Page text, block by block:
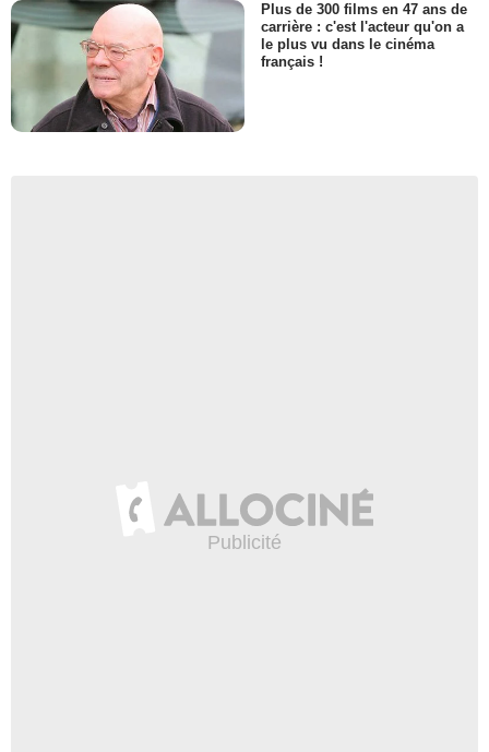
Plus de 300 films en 47 ans de
carrière : c'est l'acteur qu'on a
le plus vu dans le cinéma
français !